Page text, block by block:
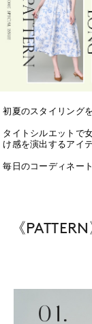
初夏のスタイリング
タイトシルエットで
け感を演出するアイ
毎日のコーディネー
《